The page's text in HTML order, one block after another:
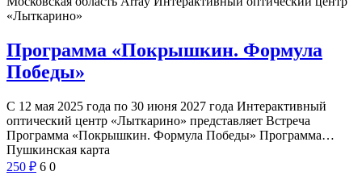
«Лыткарино»
Программа «Покрышкин. Формула
Победы»
С 12 мая 2025 года по 30 июня 2027 года Интерактивный
оптический центр «Лыткарино» представляет Встреча
Программа «Покрышкин. Формула Победы» Программа…
Пушкинская карта
250 ₽ 6 0